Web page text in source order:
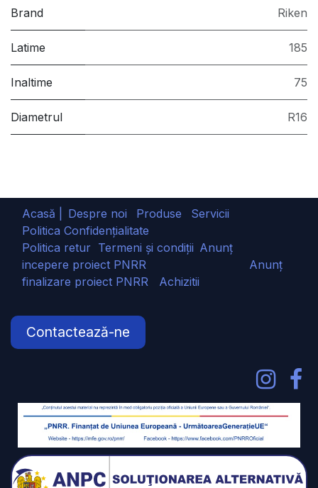
Brand Riken
Latime 185
Inaltime 75
Diametrul R16
Acasă | Despre noi Produse
Servicii
Politica Confidențialitate
Politica retur Termeni și condiții Anunț
incepere proiect PNRR
Anunț
finalizare proiect PNRR Achizitii
Contactează-ne